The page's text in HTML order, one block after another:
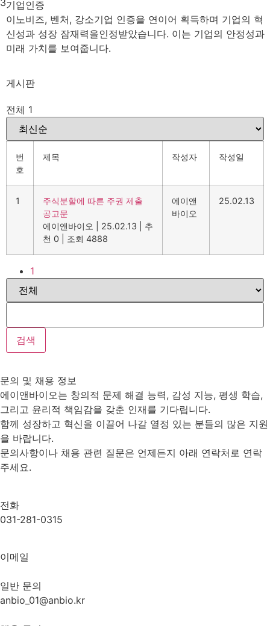
3기업인증
이노비즈, 벤처, 강소기업 인증을 연이어 획득하며 기업의 혁
신성과 성장 잠재력을인정받았습니다. 이는 기업의 안정성과
미래 가치를 보여줍니다.
게시판
전체 1
번
호
제목 작성자 작성일
1
주식분할에 따른 주권 제출
공고문
에이앤바이오
25.02.13
추
천 0
조회 4888
에이앤
바이오
25.02.13
1
검색
문의 및 채용 정보
에이앤바이오는 창의적 문제 해결 능력, 감성 지능, 평생 학습,
그리고 윤리적 책임감을 갖춘 인재를 기다립니다.
함께 성장하고 혁신을 이끌어 나갈 열정 있는 분들의 많은 지원
을 바랍니다.
문의사항이나 채용 관련 질문은 언제든지 아래 연락처로 연락
주세요.
전화
031-281-0315
이메일
일반 문의
anbio_01@anbio.kr